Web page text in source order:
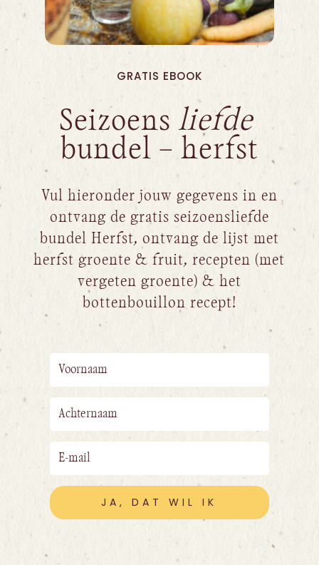
GRATIS EBOOK
Seizoens liefde
bundel – herfst
Vul hieronder jouw gegevens in en
ontvang de gratis seizoensliefde
bundel Herfst, ontvang de lijst met
herfst groente & fruit, recepten (met
vergeten groente) & het
bottenbouillon recept!
JA, DAT WIL IK